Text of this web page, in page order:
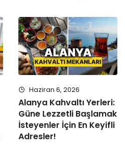
Haziran 6, 2026
Alanya Kahvaltı Yerleri:
Güne Lezzetli Başlamak
İsteyenler İçin En Keyifli
Adresler!